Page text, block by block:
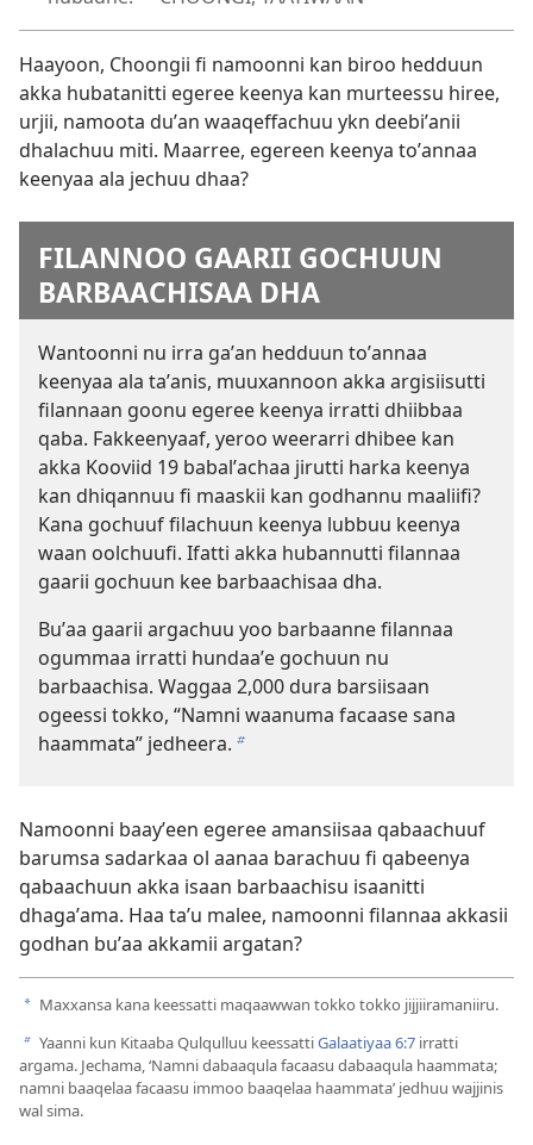
Haayoon, Choongii fi namoonni kan biroo hedduun
akka hubatanitti egeree keenya kan murteessu hiree,
urjii, namoota duʼan waaqeffachuu ykn deebiʼanii
dhalachuu miti. Maarree, egereen keenya toʼannaa
keenyaa ala jechuu dhaa?
FILANNOO GAARII GOCHUUN
BARBAACHISAA DHA
Wantoonni nu irra gaʼan hedduun toʼannaa
keenyaa ala taʼanis, muuxannoon akka argisiisutti
filannaan goonu egeree keenya irratti dhiibbaa
qaba. Fakkeenyaaf, yeroo weerarri dhibee kan
akka Kooviid 19 babalʼachaa jirutti harka keenya
kan dhiqannuu fi maaskii kan godhannu maaliifi?
Kana gochuuf filachuun keenya lubbuu keenya
waan oolchuufi. Ifatti akka hubannutti filannaa
gaarii gochuun kee barbaachisaa dha.
Buʼaa gaarii argachuu yoo barbaanne filannaa
ogummaa irratti hundaaʼe gochuun nu
barbaachisa. Waggaa 2,000 dura barsiisaan
ogeessi tokko, “Namni waanuma facaase sana
haammata” jedheera. b
Namoonni baayʼeen egeree amansiisaa qabaachuuf
barumsa sadarkaa ol aanaa barachuu fi qabeenya
qabaachuun akka isaan barbaachisu isaanitti
dhagaʼama. Haa taʼu malee, namoonni filannaa akkasii
godhan buʼaa akkamii argatan?
a Maxxansa kana keessatti maqaawwan tokko tokko jijjiiramaniiru.
b Yaanni kun Kitaaba Qulqulluu keessattiGalaatiyaa 6:7 irratti
argama. Jechama, ‘Namni dabaaqula facaasu dabaaqula haammata;
namni baaqelaa facaasu immoo baaqelaa haammata’ jedhuu wajjinis
wal sima.